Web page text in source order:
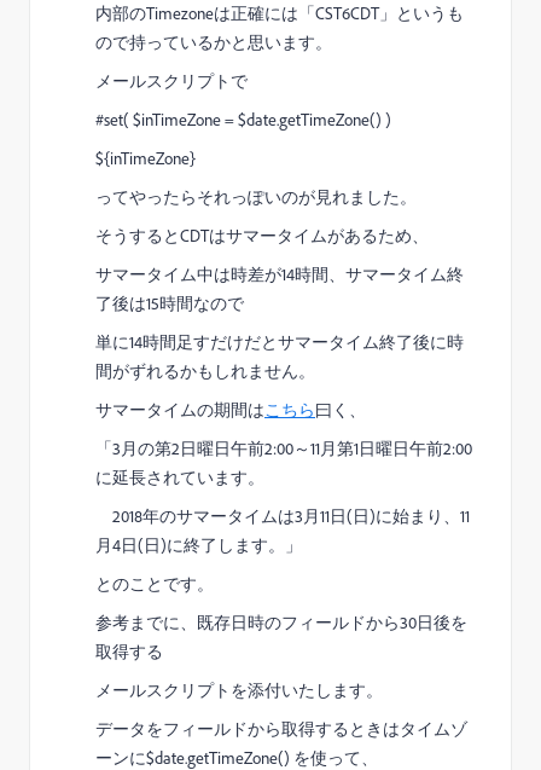
内部のTimezoneは正確には「CST6CDT」というも
ので持っているかと思います。
メールスクリプトで
#set( $inTimeZone = $date.getTimeZone() )
${inTimeZone}
ってやったらそれっぽいのが見れました。
そうするとCDTはサマータイムがあるため、
サマータイム中は時差が14時間、サマータイム終
了後は15時間なので
単に14時間足すだけだとサマータイム終了後に時
間がずれるかもしれません。
サマータイムの期間はこちら曰く、
「3月の第2日曜日午前2:00～11月第1日曜日午前2:00
に延長されています。
2018年のサマータイムは3月11日(日)に始まり、11
月4日(日)に終了します。」
とのことです。
参考までに、既存日時のフィールドから30日後を
取得する
メールスクリプトを添付いたします。
データをフィールドから取得するときはタイムゾ
ーンに$date.getTimeZone() を使って、